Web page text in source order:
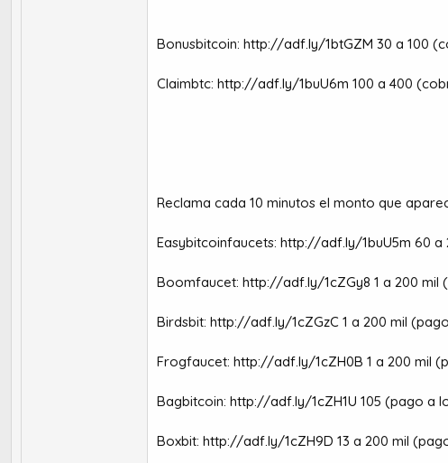
Bonusbitcoin: http://adf.ly/1btGZM 30 a 100
Claimbtc: http://adf.ly/1buU6m 100 a 400
Reclama cada 10 minutos el monto que
Easybitcoinfaucets: http://adf.ly/1buU5m 60 a
Boomfaucet: http://adf.ly/1cZGy8 1 a 200 mil
Birdsbit: http://adf.ly/1cZGzC 1 a 200 mil
Frogfaucet: http://adf.ly/1cZH0B 1 a 200 mil
Bagbitcoin: http://adf.ly/1cZH1U 105 (pago a
Boxbit: http://adf.ly/1cZH9D 13 a 200 mil